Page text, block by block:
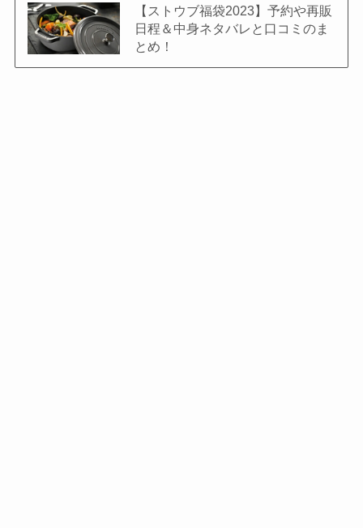
【ストウブ福袋2023】予約や再販
日程＆中身ネタバレと口コミのま
とめ！